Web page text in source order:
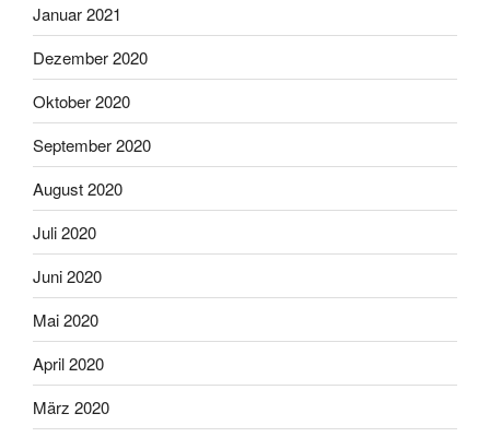
Januar 2021
Dezember 2020
Oktober 2020
September 2020
August 2020
Juli 2020
Juni 2020
Mai 2020
April 2020
März 2020